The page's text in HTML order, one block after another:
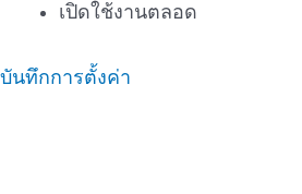
เปิดใช้งานตลอด
บันทึกการตั้งค่า